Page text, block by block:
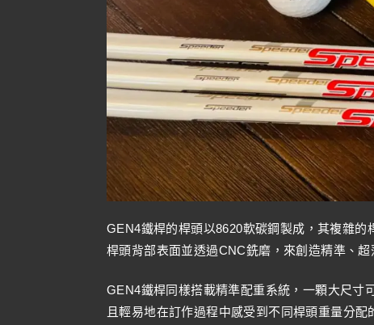
GEN4鐵桿的桿頭以8620軟碳鋼製成，其複雜的
桿頭背部表面並透過CNC銑磨，來創造精準、
GEN4鐵桿同樣搭載精準配重系統，一顆大尺寸
且輕易地在訂作過程中感受到不同桿頭重量分配